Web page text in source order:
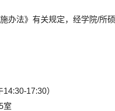
办法》有关规定，经学院/
17:30）
室